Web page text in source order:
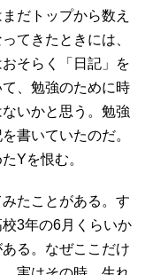
だトップから数え
てきたときには、
そらく「日記」を
、勉強のために時
いかと思う。勉強
書いていたのだ。
Yを恨む。
たことがある。す
3年の6月くらいか
る。なぜここだけ